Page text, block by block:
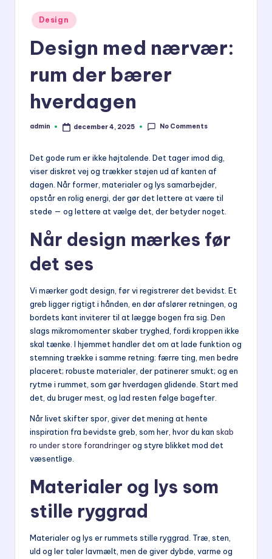
Posted
in
Design
Design med nærvær:
rum der bærer
hverdagen
Posted
admin december 4, 2025 No Comments
Det gode rum er ikke højtalende. Det tager imod dig,
viser diskret vej og trækker støjen ud af kanten af
dagen. Når former, materialer og lys samarbejder,
opstår en rolig energi, der gør det lettere at være til
stede — og lettere at vælge det, der betyder noget.
Når design mærkes før
det ses
Vi mærker godt design, før vi registrerer det bevidst. Et
greb ligger rigtigt i hånden, en dør afslører retningen, og
bordets kant inviterer til at lægge bogen fra sig. Den
slags mikromomenter skaber tryghed, fordi kroppen ikke
skal tænke. I hjemmet handler det om at lade funktion og
stemning trække i samme retning: færre ting, men bedre
placeret; robuste materialer, der patinerer smukt; og en
rytme i rummet, som gør hverdagen glidende. Start med
det, du bruger mest, og lad resten følge bagefter.
Når livet skifter spor, giver det mening at hente
inspiration fra bevidste greb, som her, hvor du kan skab
ro under store forandringerog styre blikket mod det
væsentlige.
Materialer og lys som
stille ryggrad
Materialer og lys er rummets stille ryggrad. Træ, sten,
uld og ler taler lavmælt, men de giver dybde, varme og